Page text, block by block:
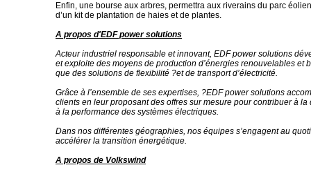
Enfin, une bourse aux arbres, permettra aux riverains du parc
d’un kit de plantation de haies et de plantes.
A propos d'EDF power solutions
Acteur industriel responsable et innovant, EDF power solutions
et exploite des moyens de production d’énergies renouvelables et
que des solutions de flexibilité ?et de transport d’électricité.
Grâce à l’ensemble de ses expertises, ?EDF power solutions
clients en leur proposant des offres sur mesure pour contribuer à la
à la performance des systèmes électriques.
Dans nos différentes géographies, nos équipes s’engagent au
accélérer la transition énergétique.
A propos de Volkswind